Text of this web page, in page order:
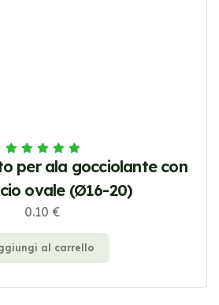
per ala gocciolante con
ovale (Ø16-20)
0.10 €
al carrello